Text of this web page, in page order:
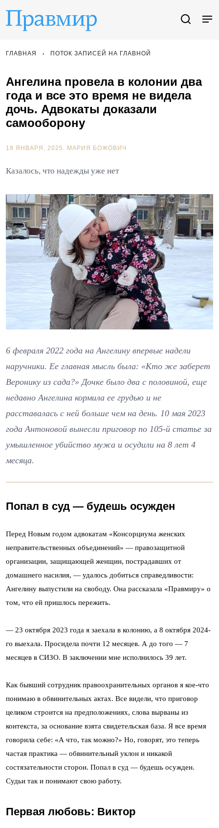
ГЛАВНАЯ ПОТОК ЗАПИСЕЙ НА ГЛАВНОЙ
Ангелина провела в колонии два
года и все это время не видела
дочь. Адвокаты доказали
самооборону
18 ЯНВАРЯ, 2025. МАРИЯ БОЖОВИЧ
Казалось, что надежды уже нет
6 февраля 2022 года на Ангелину впервые надели
наручники. Ее главная мысль была: «Кто же заберет
Веронику из сада?» Дочке было два с половиной, еще
недавно Ангелина кормила ее грудью и не
расставалась с ней больше чем на день. 10 мая 2023
года Антоновой вынесли приговор по 105-й статье за
умышленное убийство мужа и осудили на 8 лет 4
месяца.
Попал в суд — будешь осужден
Перед Новым годом адвокатам «Консорциума женских
неправительственных объединений» — правозащитной
организации, защищающей женщин, пострадавших от
домашнего насилия, — удалось добиться справедливости:
Ангелину выпустили на свободу. Она рассказала «Правмиру» о
том, что ей пришлось пережить.
— 23 октября 2023 года я заехала в колонию, а 8 октября 2024-
го выехала. Просидела почти 12 месяцев. А до того — 7
месяцев в СИЗО. В заключении мне исполнилось 39 лет.
Как бывший сотрудник правоохранительных органов я кое-что
понимаю в обвинительных актах. Все видели, что приговор
целиком строится на предположениях, слова вырваны из
контекста, за основание взята свидетельская база. Я все время
говорила себе: «А что, так можно?» Но, говорят, это теперь
частая практика — обвинительный уклон и никакой
состязательности сторон. Попал в суд — будешь осужден.
Судьи так и понимают свою работу.
Первая любовь: Виктор